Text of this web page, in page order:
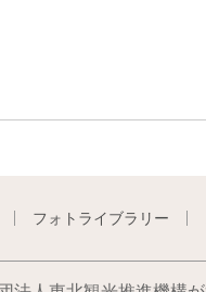
フォトライブラリー